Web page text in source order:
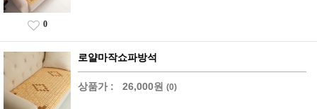
0
로얄마작쇼파방석
상품가 : 26,000원 (0)